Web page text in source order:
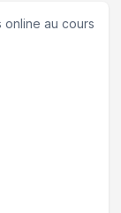
online au cours